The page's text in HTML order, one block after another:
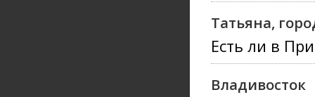
Татьяна,
Есть ли в
Владивосток